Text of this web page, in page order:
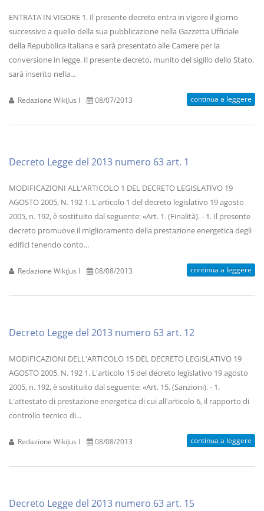
ENTRATA IN VIGORE 1. Il presente decreto entra in vigore il giorno
successivo a quello della sua pubblicazione nella Gazzetta Ufficiale
della Repubblica italiana e sarà presentato alle Camere per la
conversione in legge. Il presente decreto, munito del sigillo dello Stato,
sarà inserito nella...
Redazione WikiJus I 08/07/2013 continua a leggere
Decreto Legge del 2013 numero 63 art. 1
MODIFICAZIONI ALL'ARTICOLO 1 DEL DECRETO LEGISLATIVO 19
AGOSTO 2005, N. 192 1. L'articolo 1 del decreto legislativo 19 agosto
2005, n. 192, è sostituito dal seguente: «Art. 1. (Finalità). - 1. Il presente
decreto promuove il miglioramento della prestazione energetica degli
edifici tenendo conto...
Redazione WikiJus I 08/08/2013 continua a leggere
Decreto Legge del 2013 numero 63 art. 12
MODIFICAZIONI DELL'ARTICOLO 15 DEL DECRETO LEGISLATIVO 19
AGOSTO 2005, N. 192 1. L'articolo 15 del decreto legislativo 19 agosto
2005, n. 192, è sostituito dal seguente: «Art. 15. (Sanzioni). - 1.
L'attestato di prestazione energetica di cui all'articolo 6, il rapporto di
controllo tecnico di...
Redazione WikiJus I 08/08/2013 continua a leggere
Decreto Legge del 2013 numero 63 art. 15